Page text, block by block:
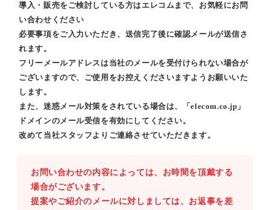
導入・販売をご検討している方はエレコムまで、お気軽にお問
い合わせください
必要事項をご入力いただき、送信完了後に確認メールが送信さ
れます。
フリーメールアドレスは当社のメールを受付けられない場合が
ございますので、ご使用をお控えくださいますようお願いいた
します。
また、迷惑メール対策をされている場合は、「elecom.co.jp」
ドメインのメール受信を有効にしてください。
改めて当社スタッフよりご連絡させていただきます。
お問い合わせの内容によっては、お時間を頂戴する
場合がございます。
提案やご紹介のメールに対しましては、お返事を差